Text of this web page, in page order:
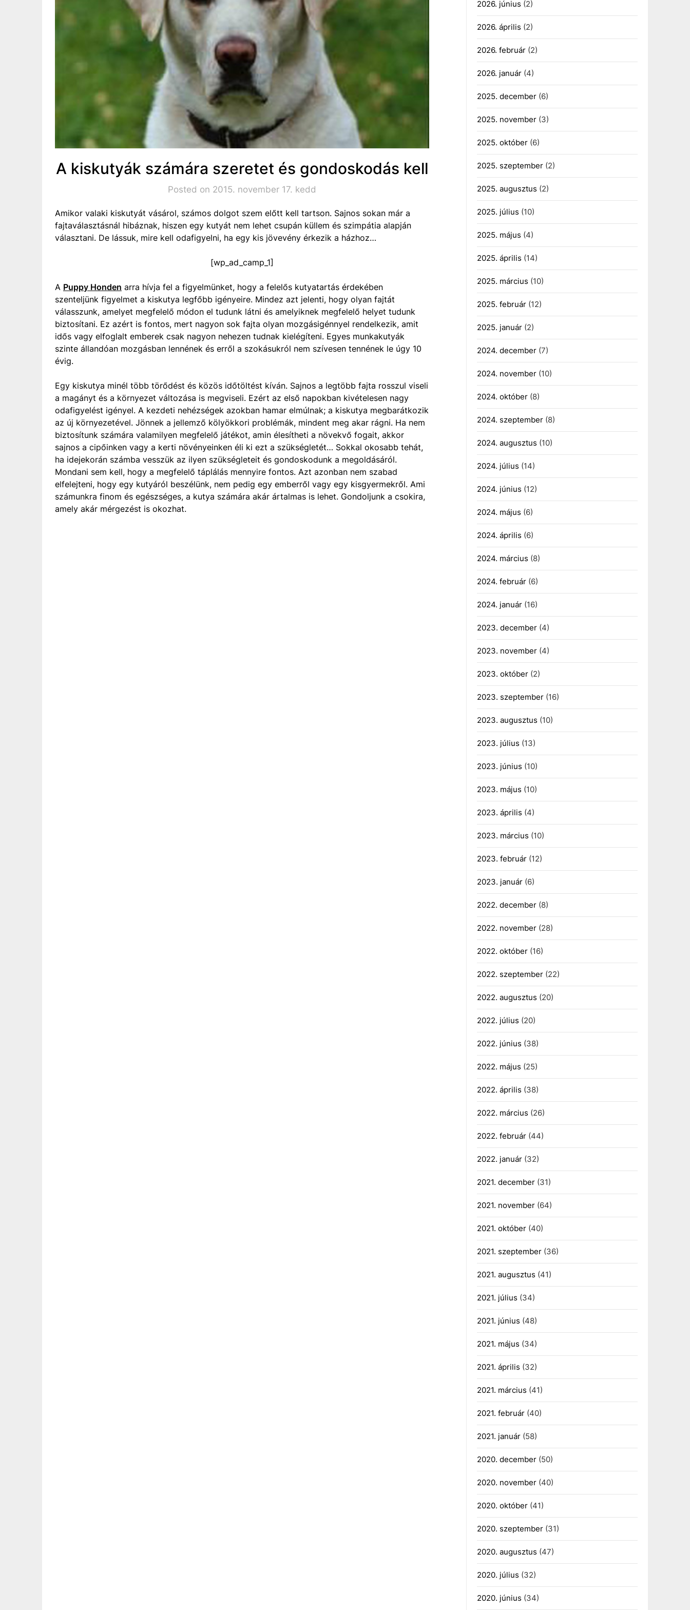
A kiskutyák számára szeretet és gondoskodás kell
Posted on 2015. november 17. kedd
Amikor valaki kiskutyát vásárol, számos dolgot szem előtt kell tartson. Sajnos sokan már a
fajtaválasztásnál hibáznak, hiszen egy kutyát nem lehet csupán küllem és szimpátia alapján
választani. De lássuk, mire kell odafigyelni, ha egy kis jövevény érkezik a házhoz…
[wp_ad_camp_1]
A Puppy Honden arra hívja fel a figyelmünket, hogy a felelős kutyatartás érdekében
szenteljünk figyelmet a kiskutya legfőbb igényeire. Mindez azt jelenti, hogy olyan fajtát
válasszunk, amelyet megfelelő módon el tudunk látni és amelyiknek megfelelő helyet tudunk
biztosítani. Ez azért is fontos, mert nagyon sok fajta olyan mozgásigénnyel rendelkezik, amit
idős vagy elfoglalt emberek csak nagyon nehezen tudnak kielégíteni. Egyes munkakutyák
szinte állandóan mozgásban lennének és erről a szokásukról nem szívesen tennének le úgy 10
évig.
Egy kiskutya minél több törődést és közös időtöltést kíván. Sajnos a legtöbb fajta rosszul viseli
a magányt és a környezet változása is megviseli. Ezért az első napokban kivételesen nagy
odafigyelést igényel. A kezdeti nehézségek azokban hamar elmúlnak; a kiskutya megbarátkozik
az új környezetével. Jönnek a jellemző kölyökkori problémák, mindent meg akar rágni. Ha nem
biztosítunk számára valamilyen megfelelő játékot, amin élesítheti a növekvő fogait, akkor
sajnos a cipőinken vagy a kerti növényeinken éli ki ezt a szükségletét… Sokkal okosabb tehát,
ha idejekorán számba vesszük az ilyen szükségleteit és gondoskodunk a megoldásáról.
Mondani sem kell, hogy a megfelelő táplálás mennyire fontos. Azt azonban nem szabad
elfelejteni, hogy egy kutyáról beszélünk, nem pedig egy emberről vagy egy kisgyermekről. Ami
számunkra finom és egészséges, a kutya számára akár ártalmas is lehet. Gondoljunk a csokira,
amely akár mérgezést is okozhat.
2026. június (2)
2026. április (2)
2026. február(2)
2026. január(4)
2025. december(6)
2025. november(3)
2025. október(6)
2025. szeptember(2)
2025. augusztus (2)
2025. július (10)
2025. május (4)
2025. április (14)
2025. március (10)
2025. február(12)
2025. január(2)
2024. december(7)
2024. november(10)
2024. október(8)
2024. szeptember(8)
2024. augusztus (10)
2024. július (14)
2024. június (12)
2024. május (6)
2024. április (6)
2024. március (8)
2024. február(6)
2024. január(16)
2023. december(4)
2023. november(4)
2023. október(2)
2023. szeptember(16)
2023. augusztus (10)
2023. július (13)
2023. június (10)
2023. május (10)
2023. április (4)
2023. március (10)
2023. február(12)
2023. január(6)
2022. december(8)
2022. november(28)
2022. október(16)
2022. szeptember(22)
2022. augusztus (20)
2022. július (20)
2022. június (38)
2022. május (25)
2022. április (38)
2022. március (26)
2022. február(44)
2022. január(32)
2021. december(31)
2021. november(64)
2021. október(40)
2021. szeptember(36)
2021. augusztus (41)
2021. július (34)
2021. június (48)
2021. május (34)
2021. április (32)
2021. március (41)
2021. február(40)
2021. január(58)
2020. december(50)
2020. november(40)
2020. október(41)
2020. szeptember(31)
2020. augusztus (47)
2020. július (32)
2020. június (34)